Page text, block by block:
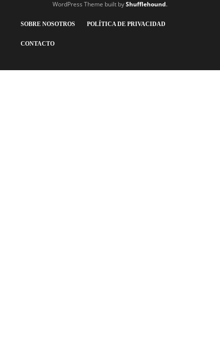
WordPress Theme built byShufflehound.
SOBRE NOSOTROS POLÍTICA DE PRIVACIDAD
CONTACTO